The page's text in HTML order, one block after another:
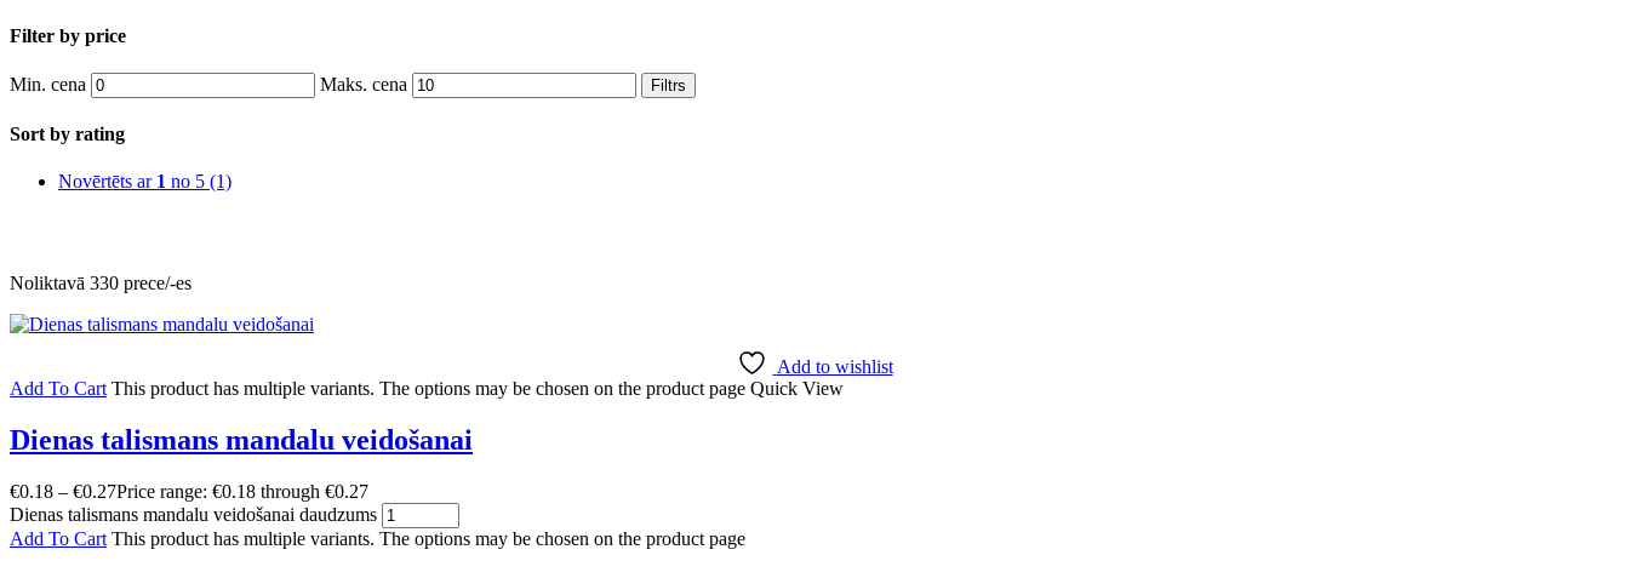
Filter by price
Min. cena Maks. cena Filtrs
Sort by rating
Novērtēts ar 1 no 5 (1)
Noliktavā 330 prece/-es
Add to wishlist
Add To Cart This product has multiple variants. The options may be chosen on the product page Quick View
Dienas talismans mandalu veidošanai
€0.18 – €0.27Price range: €0.18 through €0.27
Dienas talismans mandalu veidošanai daudzums
Add To Cart This product has multiple variants. The options may be chosen on the product page